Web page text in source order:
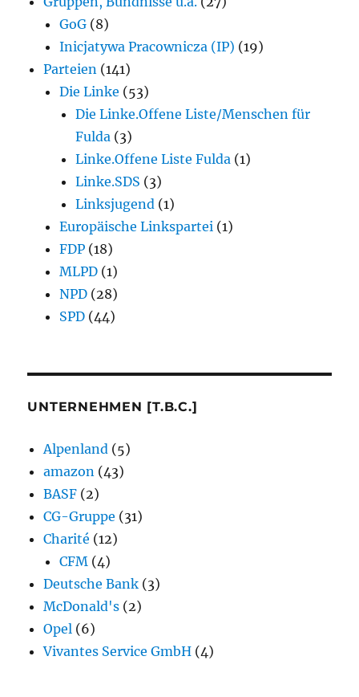
GoG (8)
Inicjatywa Pracownicza (IP) (19)
Parteien (141)
Die Linke (53)
Die Linke.Offene Liste/Menschen für
Fulda (3)
Linke.Offene Liste Fulda (1)
Linke.SDS (3)
Linksjugend (1)
Europäische Linkspartei (1)
FDP (18)
MLPD (1)
NPD (28)
SPD (44)
UNTERNEHMEN [T.B.C.]
Alpenland (5)
amazon (43)
BASF (2)
CG-Gruppe (31)
Charité (12)
CFM (4)
Deutsche Bank (3)
McDonald's (2)
Opel (6)
Vivantes Service GmbH (4)